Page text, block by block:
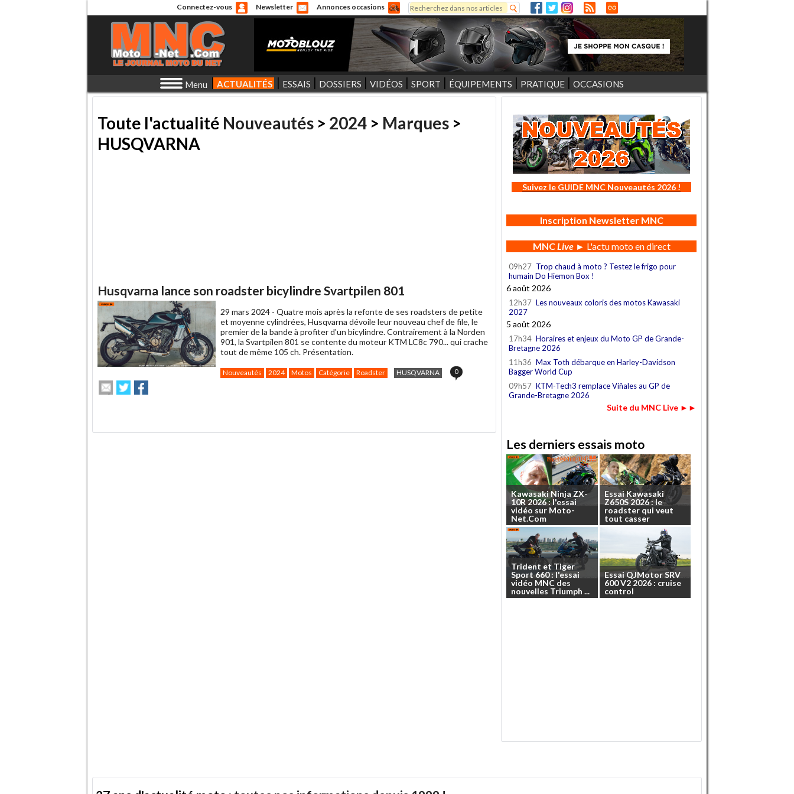
Connectez-vous Newsletter Annonces occasions
Formulaire de recherche
Rechercher
Menu ACTUALITÉS ESSAIS DOSSIERS VIDÉOS SPORT ÉQUIPEMENTS PRATIQUE OCCASIONS
Toute l'actualité Nouveautés > 2024 > Marques >
HUSQVARNA
Husqvarna lance son roadster bicylindre Svartpilen 801
29 mars 2024 - Quatre mois après la refonte de ses roadsters de petite
et moyenne cylindrées, Husqvarna dévoile leur nouveau chef de file, le
premier de la bande à profiter d'un bicylindre. Contrairement à la Norden
901, la Svartpilen 801 se contente du moteur KTM LC8c 790... qui crache
tout de même 105 ch. Présentation.
Nouveautés 2024 Motos Catégorie Roadster HUSQVARNA 0
Envoyer
cet
ami
Partager
sur
sur
Suivez le GUIDE MNC Nouveautés 2026 !
Inscription Newsletter MNC
MNCLive► L'actu moto en direct
09h27 Trop chaud à moto ? Testez le frigo pour
humain Do Hiemon Box !
6 août 2026
12h37 Les nouveaux coloris des motos Kawasaki
2027
5 août 2026
17h34 Horaires et enjeux du Moto GP de Grande-
Bretagne 2026
11h36 Max Toth débarque en Harley-Davidson
Bagger World Cup
09h57 KTM-Tech3 remplace Viñales au GP de
Grande-Bretagne 2026
Suite du MNC Live ►►
Les derniers essais moto
KawasakiNinja ZX-
10R2026: l'essai
vidéo sur Moto-
Net.Com
EssaiKawasaki
Z650S 2026:le
roadster qui veut
tout casser
Trident etTiger
Sport660:l'essai
vidéo MNC des
nouvelles Triumph ...
Essai QJMotorSRV
600V2 2026 : cruise
control